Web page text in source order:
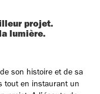
projet.
lumière.
son histoire et de sa
tout en instaurant un